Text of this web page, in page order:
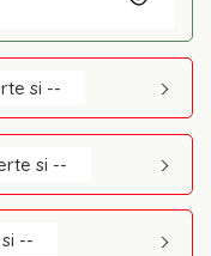
si --
si --
--